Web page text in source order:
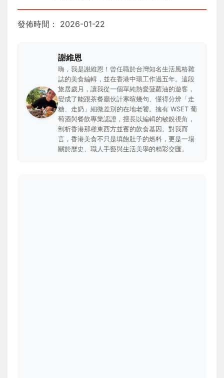
發佈時間： 2026-01-22
謝維恩
嗨，我是謝維恩！曾任職於台灣知名生活風格雜
誌的美食編輯，並在香港中環工作過五年。這段
旅居歲月，讓我從一個單純熱愛菠蘿油的遊客，
變成了能跟茶餐廳伙計寒暄幾句、懂得分辨「走
糖、走奶」細微差別的在地老饕。擁有 WSET 葡
萄酒與餐飲專業認證，擅長以編輯的敏銳視角，
剖析香港那種東西方並蓄的飲食基因。對我而
言，香港美食不只是填飽肚子的燃料，更是一場
關於歷史、職人手藝與生活美學的精彩交匯。